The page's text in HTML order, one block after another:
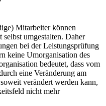
Mitarbeiter können
umgestalten. Daher
bei der Leistungsprüfung
keine Umorganisation des
bedeutet, dass vom
eine Veränderung am
verändert werden kann,
nicht mehr